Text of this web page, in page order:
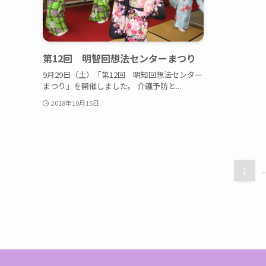
第12回 明智回想法センターまつり
9月29日（土）「第12回 明知回想法センター
まつり」を開催しました。 介護予防と...
2018年10月15日
1